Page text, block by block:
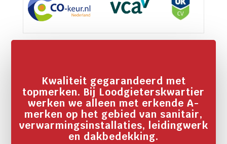
Kwaliteit gegarandeerd met
topmerken. Bij Loodgieterskwartier
werken we alleen met erkende A-
merken op het gebied van sanitair,
verwarmingsinstallaties, leidingwerk
en dakbedekking.